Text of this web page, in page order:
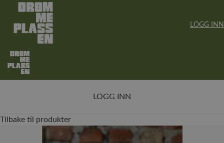
LOGG INN
LOGG INN
Tilbake til produkter